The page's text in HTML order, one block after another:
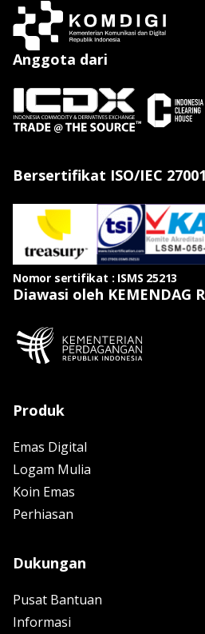
Anggota dari
Bersertifikat ISO/IEC
Nomor sertifikat : ISMS 25213
Diawasi oleh KEMENDAG
Produk
Emas Digital
Logam Mulia
Koin Emas
Perhiasan
Dukungan
Pusat Bantuan
Informasi